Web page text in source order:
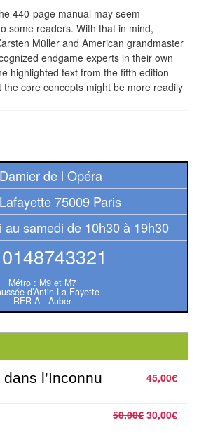
440-page manual may seem
some readers. With that in mind,
Müller and American grandmaster
endgame experts in their own
highlighted text from the fifth edition
core concepts might be more readily
de l Opéra
75009 Paris
samedi de 10h30 à 19h30
0148743321
Métro : M9 et M7
d’Antin La Fayette
RER A - Auber
45,00€
l’Inconnu
50,00€ 30,00€